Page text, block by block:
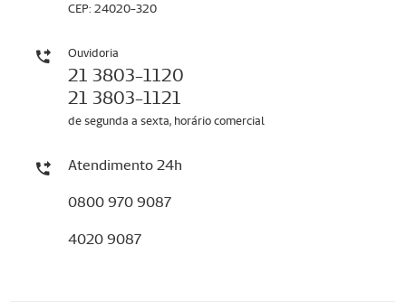
CEP: 24020-320
Ouvidoria
21 3803-1120
21 3803-1121
de segunda a sexta, horário comercial
Atendimento 24h
0800 970 9087
4020 9087